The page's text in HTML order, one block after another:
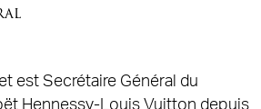
est Secrétaire Général du
Hennessy-Louis Vuitton depuis